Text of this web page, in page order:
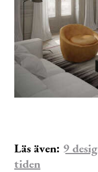
Läs även: 9
tiden